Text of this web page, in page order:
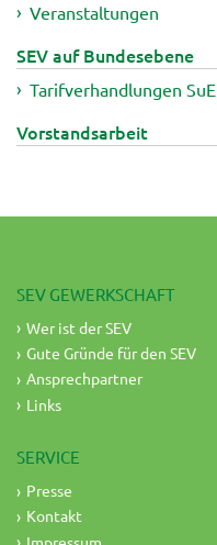
Veranstaltungen
SEV auf Bundesebene
Tarifverhandlungen SuE
Vorstandsarbeit
SEV GEWERKSCHAFT
Wer ist der SEV
Gute Gründe für den SEV
Ansprechpartner
Links
SERVICE
Presse
Kontakt